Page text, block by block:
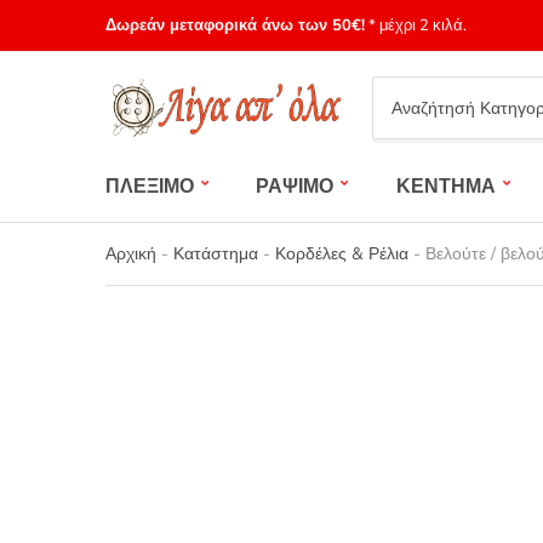
Δωρεάν μεταφορικά άνω των 50€!* μέχρι 2 κιλά.
Category
name
ΠΛΕΞΙΜΟ ΡΑΨΙΜΟ ΚΕΝΤΗΜΑ
Αρχική - Κατάστημα - Κορδέλες & Ρέλια - Βελούτε /